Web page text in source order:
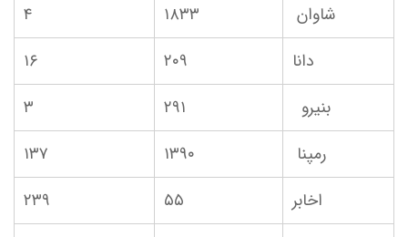
شاوان
۱۸۳۳
۴
دانا
۲۰۹
۱۶
بنیرو
۲۹۱
۳
رمپنا
۱۳۹۰
۱۳۷
اخابر
۵۵
۲۳۹